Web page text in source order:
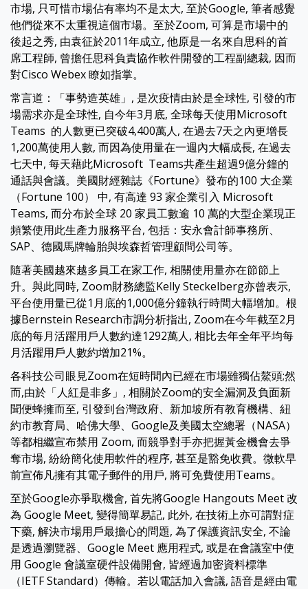
市場, 只可惜市場佔有率均不是太大, 至於Google, 筆者感覺
他們從來不太重視這個市場。至於Zoom, 可算是市場中的
後起之秀, 由袁征於2011年成立, 他原是一名來自思科的首
席工程師, 曾擔任思科負責協作軟件開發的工程副總裁, 因而
對Cisco Webex 瞭如指掌。
常言道：「事勢造英雄」, 是次疫情由於是全球性, 引發的市
場需求亦是全球性, 自今年3月底, 全球每天使用Microsoft
Teams 的人數更已突破4,400萬人, 在過去7天之內更增長
1,200萬使用人數, 而因為使用量在一週內大幅成長, 在過去
七天中, 每天藉此Microsoft Teams共產生超過9億分鐘的
通話與會議。美國財經雜誌《Fortune》發布的100 大企業
（Fortune 100） 中, 有高達 93 家企業引入 Microsoft
Teams, 而分布於全球 20 家員工數逾 10 萬的大型企業現正
頻繁使用此生產力服務平台, 包括：安永會計師事務所、
SAP、德國馬牌輪胎與埃森哲管理顧問公司等。
隨著美國越來越多員工在家工作, 相關使用量亦在節節上
升。與此同時, Zoom財務總監Kelly Steckelberg亦曾表示,
平台使用量已從1月底的1,000億分鐘執行時間大幅增加。根
據Bernstein Research市調分析指出, Zoom在今年截至2月
底的每月活躍用戶人數約達1292萬人, 相比去年全年平均每
月活躍用戶人數約增加21%。
各科技公司眼見Zoom在短時間內已經在市場雖獨佔鰲頭;然
而,由於「人紅是非多」, 相關於Zoom的安全漏洞及負面新
聞便蜂擁而至, 引發到台灣政府、新加坡所有教育機構、紐
約市教育局、哈佛大學、Google及美國太空總署（NASA）
等都相繼宣布禁用 Zoom, 而競爭對手亦把握黃金機會去爭
奪市場, 紛紛簡化使用軟件的程序, 甚至是豁免收費。微軟早
前宣佈凡擁有其電子郵件的用戶, 將可免費使用Teams。
至於Google亦爭取機會, 首先將Google Hangouts Meet 改
為 Google Meet, 變得簡單易記, 此外, 在技術上亦可謂對症
下藥, 解決市場用戶最擔心的問題, 為了保護資訊安全, 不論
是透過瀏覽器、Google Meet 應用程式, 或是在會議室中使
用 Google 會議室硬件設備開會, 皆經過加密資料標準
（IETF Standard）傳輸。若以電話加入會議, 語音是經由電